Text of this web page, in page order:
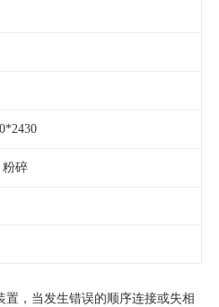
粉碎
，当发生错误的顺序连接或失相